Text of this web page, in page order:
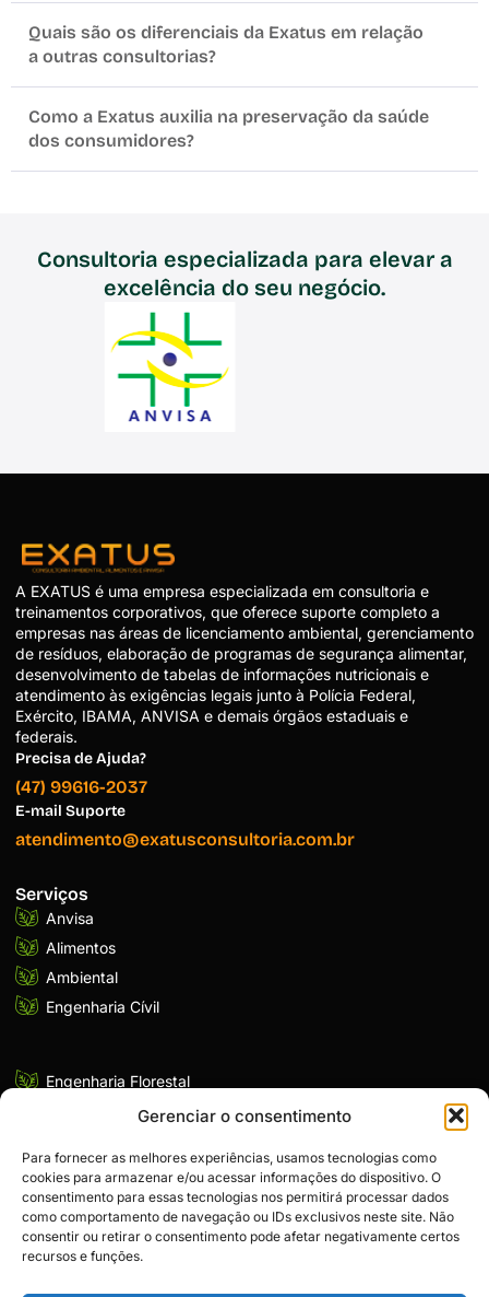
Gerenciar o consentimento
Para fornecer as melhores experiências, usamos tecnologias como
cookies para armazenar e/ou acessar informações do dispositivo. O
consentimento para essas tecnologias nos permitirá processar dados
como comportamento de navegação ou IDs exclusivos neste site. Não
consentir ou retirar o consentimento pode afetar negativamente certos
recursos e funções.
Quais são os diferenciais da Exatus em relação
a outras consultorias?
Como a Exatus auxilia na preservação da saúde
dos consumidores?
Consultoria especializada para elevar a
excelência do seu negócio.
A EXATUS é uma empresa especializada em consultoria e
treinamentos corporativos, que oferece suporte completo a
empresas nas áreas de licenciamento ambiental, gerenciamento
de resíduos, elaboração de programas de segurança alimentar,
desenvolvimento de tabelas de informações nutricionais e
atendimento às exigências legais junto à Polícia Federal,
Exército, IBAMA, ANVISA e demais órgãos estaduais e
federais.
Precisa de Ajuda?
(47) 99616-2037
E-mail Suporte
atendimento@exatusconsultoria.com.br
Serviços
Anvisa
Alimentos
Ambiental
Engenharia Cívil
Engenharia Florestal
Biologia
Indústrial
Institucional
Home